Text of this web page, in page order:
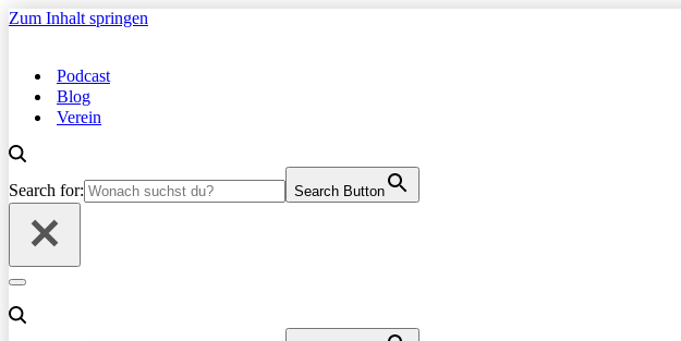
Zum Inhalt springen
Podcast
Blog
Verein
Search for: Search Button
Navigationsmenü